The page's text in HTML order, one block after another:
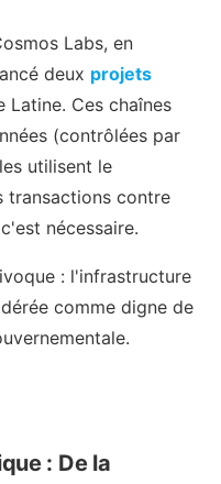
Labs, en
deux projets
Latine. Ces chaînes
(contrôlées par
utilisent le
transactions contre
nécessaire.
: l'infrastructure
comme digne de
: De la